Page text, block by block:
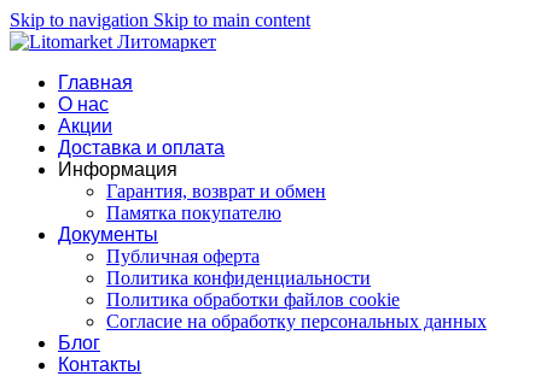
Skip to navigation Skip to main content
Главная
О нас
Акции
Доставка и оплата
Информация
Гарантия, возврат и обмен
Памятка покупателю
Документы
Публичная оферта
Политика конфиденциальности
Политика обработки файлов cookie
Согласие на обработку персональных данных
Блог
Контакты